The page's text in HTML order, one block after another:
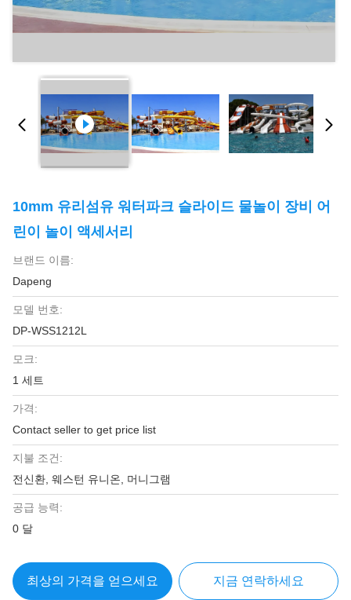
10mm 유리섬유 워터파크 슬라이드 물놀이 장비 어
린이 놀이 액세서리
브랜드 이름:
Dapeng
모델 번호:
DP-WSS1212L
모크:
1 세트
가격:
Contact seller to get price list
지불 조건:
전신환, 웨스턴 유니온, 머니그램
공급 능력:
0 달
최상의 가격을 얻으세요 지금 연락하세요